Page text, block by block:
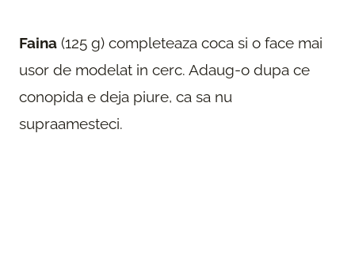
Faina (125 g) completeaza coca si o face mai
usor de modelat in cerc. Adaug-o dupa ce
conopida e deja piure, ca sa nu
supraamesteci.